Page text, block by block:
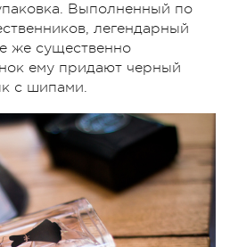
Выполненный по
легендарный
же существенно
ему придают черный
с шипами.